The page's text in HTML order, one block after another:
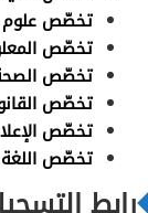
تخصّص علوم
تخصّص
تخصّص
تخصّص
تخصّص
تخصّص اللغة